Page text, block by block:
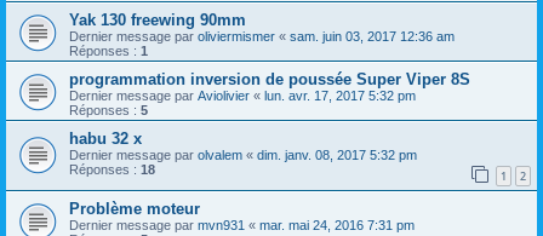
Yak 130 freewing 90mm
Dernier message par oliviermismer « sam. juin 03, 2017 12:36 am
Réponses : 1
programmation inversion de poussée Super Viper 8S
Dernier message par Aviolivier « lun. avr. 17, 2017 5:32 pm
Réponses : 5
habu 32 x
Dernier message par olvalem « dim. janv. 08, 2017 5:32 pm
Réponses : 18 1 2
Problème moteur
Dernier message par mvn931 « mar. mai 24, 2016 7:31 pm